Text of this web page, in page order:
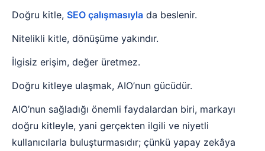
Doğru kitle, SEO çalışmasıyla da beslenir.
Nitelikli kitle, dönüşüme yakındır.
İlgisiz erişim, değer üretmez.
Doğru kitleye ulaşmak, AIO’nun gücüdür.
AIO’nun sağladığı önemli faydalardan biri, markayı
doğru kitleyle, yani gerçekten ilgili ve niyetli
kullanıcılarla buluşturmasıdır; çünkü yapay zekâya